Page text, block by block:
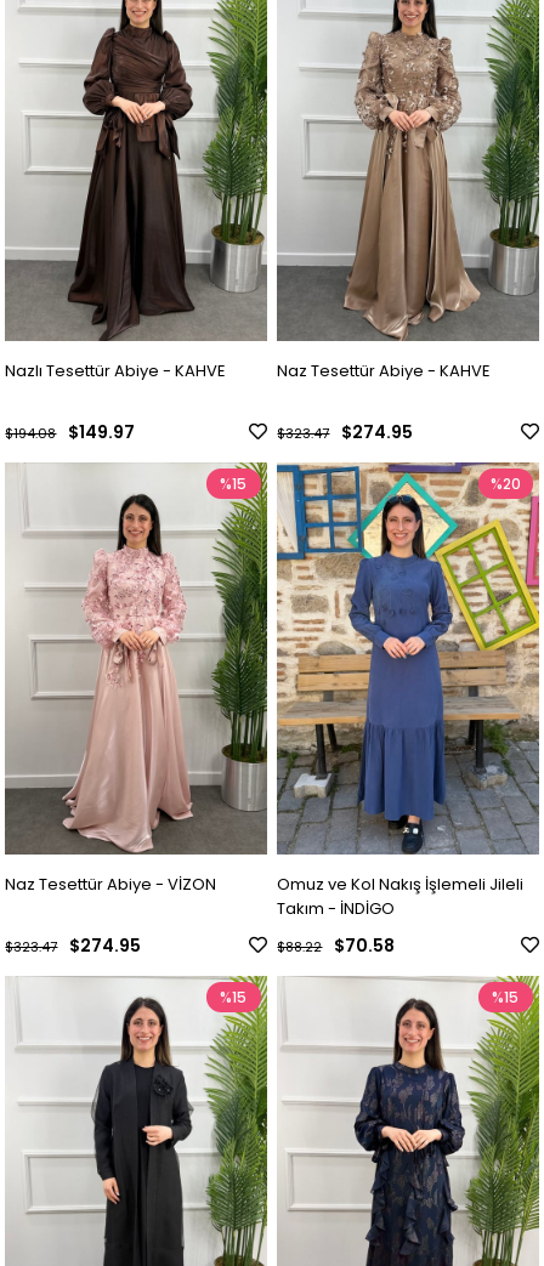
Nazlı Tesettür Abiye - KAHVE
$149.97
$194.08
Naz Tesettür Abiye - KAHVE
$274.95
$323.47
Naz Tesettür Abiye - VİZON
$274.95
$323.47
%15
Omuz ve Kol Nakış İşlemeli Jileli
Takım - İNDİGO
$70.58
$88.22
%20
%15 %15